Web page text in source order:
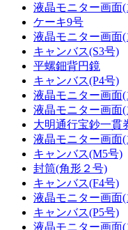
液晶モニター画面
ケーキ9号
液晶モニター画面
キャンバス(S3号)
平螺鈿背円鏡
キャンバス(P4号)
液晶モニター画面
液晶モニター画面
大明通行宝鈔一貫
液晶モニター画面
キャンバス(M5号)
封筒(角形２号)
キャンバス(F4号)
液晶モニター画面
キャンバス(P5号)
液晶モニター画面